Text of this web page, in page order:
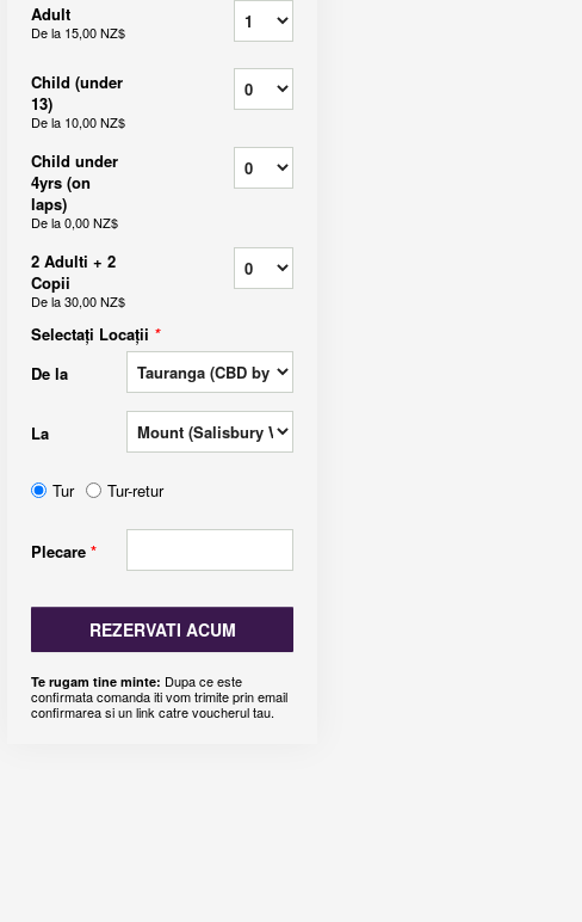
Adult
De la 15,00 NZ$
Child (under
13)
De la 10,00 NZ$
Child under
4yrs (on
laps)
De la0,00 NZ$
2 Adulti + 2
Copii
De la30,00 NZ$
Selectați Locații *
De la
La
Tur Tur-retur
Plecare *
REZERVATI ACUM
Te rugam tine minte: Dupa ce este
confirmata comanda iti vom trimite prin email
confirmarea si un link catre voucherul tau.